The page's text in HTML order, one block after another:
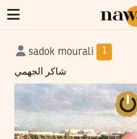
sadok mourali 1
شاكر الجهمي